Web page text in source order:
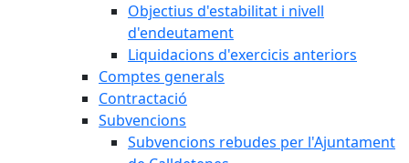
Objectius d'estabilitat i nivell
d'endeutament
Liquidacions d'exercicis anteriors
Comptes generals
Contractació
Subvencions
Subvencions rebudes per l'Ajuntament